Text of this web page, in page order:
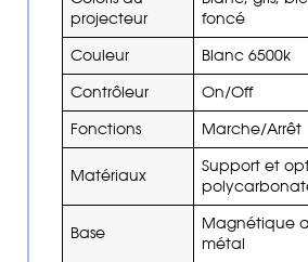
projecteur
foncé
Couleur Blanc 6500k
Contrôleur On/Off
Fonctions Marche/Arrêt
Matériaux
Support et
Base
Magnétique
métal